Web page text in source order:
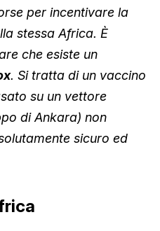
per incentivare la
stessa Africa. È
che esiste un
. Si tratta di un vaccino
su un vettore
di Ankara) non
sicuro ed